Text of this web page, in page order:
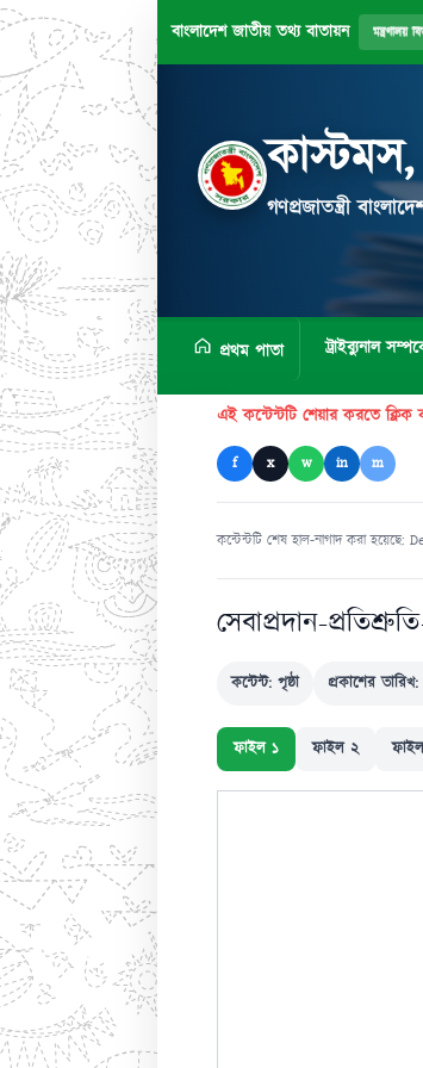
বাংলাদেশ জাতীয় তথ্য বাতায়ন মন্ত্রণালয়
গণপ্রজাতন্ত্রী
প্রথম পাতা ট্রাইব্যুনাল
এই কন্টেন্টটি শেয়ার করতে
f x w in m
কন্টেন্টটি শেষ হাল-নাগাদ করা
সেবাপ্রদান-
কন্টেন্ট: পৃষ্ঠা প্রকাশের
ফাইল ১ ফাইল ২